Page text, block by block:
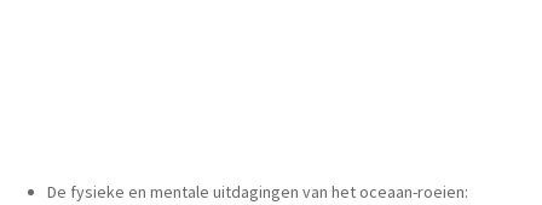
De fysieke en mentale uitdagingen van het oceaan-roeien: